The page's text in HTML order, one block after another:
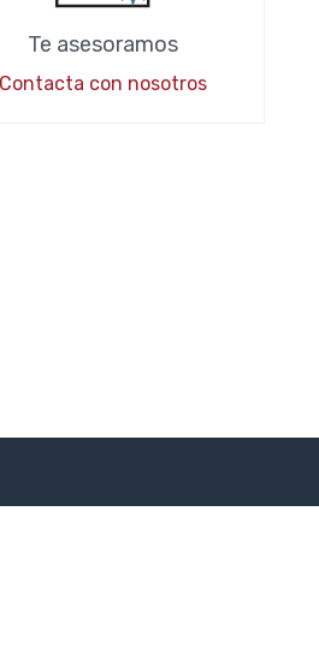
Te asesoramos
Contacta con nosotros